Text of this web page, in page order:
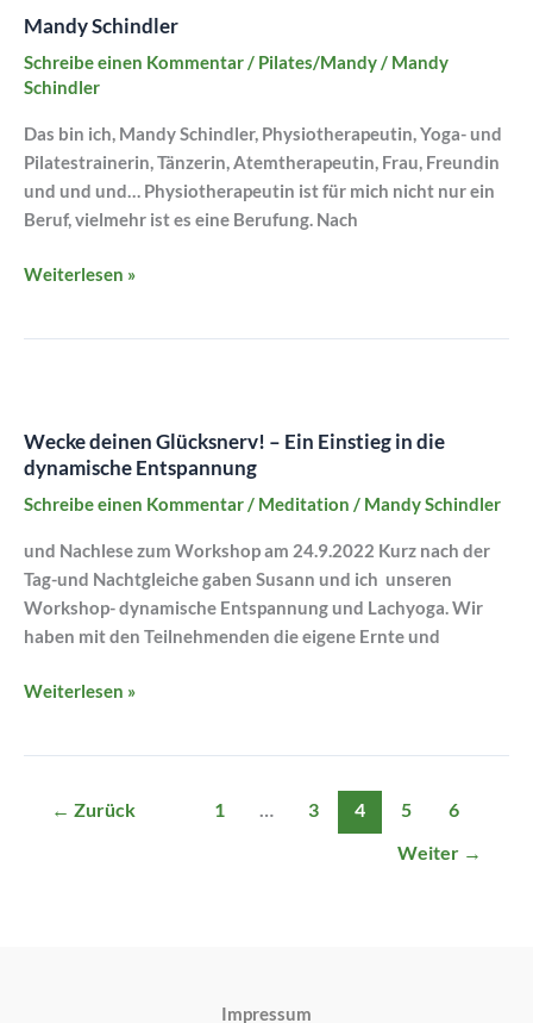
Mandy Schindler
Schreibe einen Kommentar/ Pilates/Mandy/ Mandy
Schindler
Das bin ich, Mandy Schindler, Physiotherapeutin, Yoga- und
Pilatestrainerin, Tänzerin, Atemtherapeutin, Frau, Freundin
und und und… Physiotherapeutin ist für mich nicht nur ein
Beruf, vielmehr ist es eine Berufung. Nach
Weiterlesen »
Wecke deinen Glücksnerv! – Ein Einstieg in die
dynamische Entspannung
Schreibe einen Kommentar/ Meditation / Mandy Schindler
und Nachlese zum Workshop am 24.9.2022 Kurz nach der
Tag-und Nachtgleiche gaben Susann und ich unseren
Workshop- dynamische Entspannung und Lachyoga. Wir
haben mit den Teilnehmenden die eigene Ernte und
Glücksnerv!
–
Ein
in
die
dynamische
Entspannung
Weiterlesen »
← Zurück 1 … 3 4 5 6
Weiter →
Impressum